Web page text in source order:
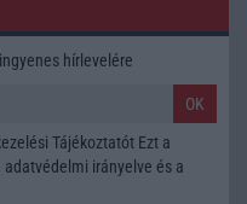
hírlevelére
OK
Tájékoztatót Ezt a
adatvédelmi irányelve és a